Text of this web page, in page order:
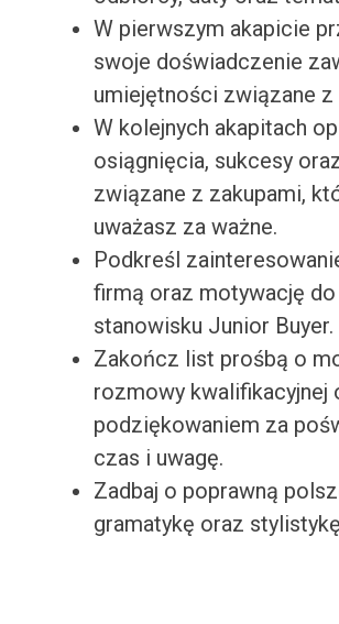
W pierwszym akapicie
swoje doświadczenie
umiejętności związane z
W kolejnych akapitach
osiągnięcia, sukcesy
związane z zakupami,
uważasz za ważne.
Podkreśl
firmą oraz motywację do
stanowisku Junior Buyer.
Zakończ list prośbą o
rozmowy kwalifikacyjnej
podziękowaniem za
czas i uwagę.
Zadbaj o poprawną
gramatykę oraz